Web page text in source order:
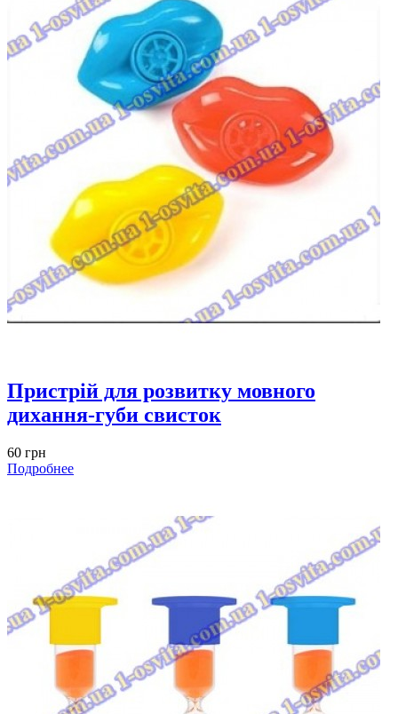
Пристрій для розвитку мовного
дихання-губи свисток
60 грн
Подробнее